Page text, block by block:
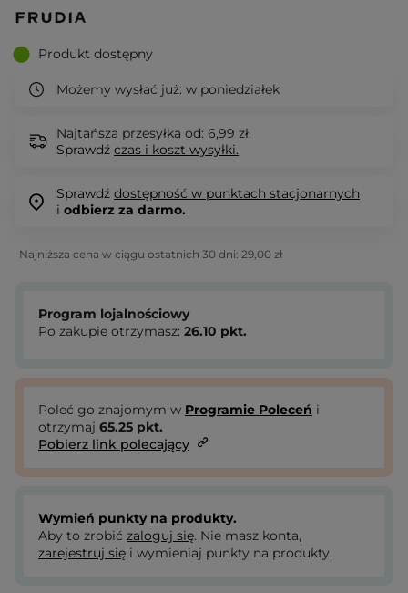
Produkt dostępny
Możemy wysłać już: w poniedziałek
Najtańsza przesyłka od: 6,99 zł.
Sprawdź czas i koszt wysyłki.
Sprawdź dostępność w punktach stacjonarnych
i odbierz za darmo.
Najniższa cena w ciągu ostatnich 30 dni: 29,00 zł
Program lojalnościowy
Po zakupie otrzymasz: 26.10 pkt.
Poleć go znajomym w Programie Poleceń i
otrzymaj 65.25 pkt.
Pobierz link polecający
Wymień punkty na produkty.
Aby to zrobić zaloguj się. Nie masz konta,
zarejestruj się i wymieniaj punkty na produkty.